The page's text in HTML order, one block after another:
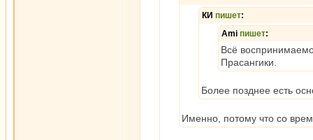
КИ пишет:
Ami пишет:
Всё
Прасангики.
Более позднее есть
Именно, потому что со